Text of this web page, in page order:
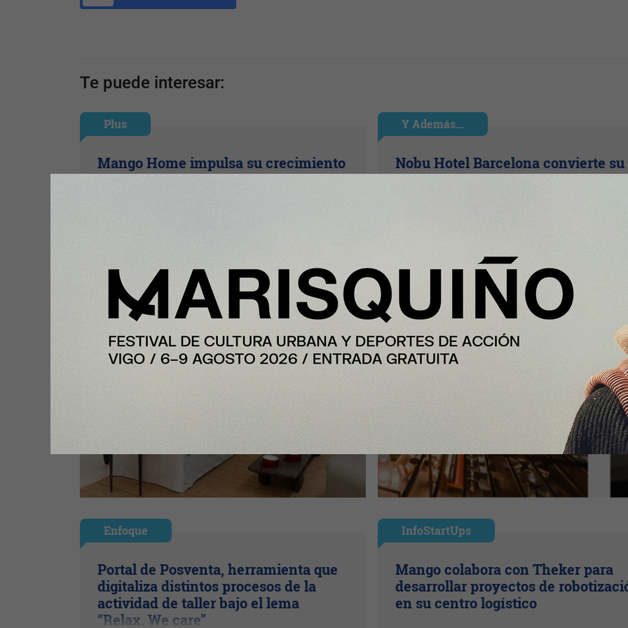
Te puede interesar:
Plus
Mango Home impulsa su crecimiento
en España con una nueva apertura en
Y Además...
Nobu Hotel Barcelona convierte su
Rooftop en el mejor mirador de la
Enfoque
Portal de Posventa, herramienta que
digitaliza distintos procesos de la
actividad de taller bajo el lema
“Relax. We care”
InfoStartUps
Mango colabora con Theker para
desarrollar proyectos de
en su centro logístico